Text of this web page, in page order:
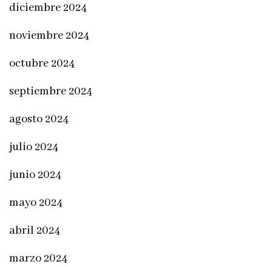
diciembre 2024
noviembre 2024
octubre 2024
septiembre 2024
agosto 2024
julio 2024
junio 2024
mayo 2024
abril 2024
marzo 2024